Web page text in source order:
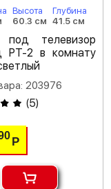
Высота
60.3 см
Глубина
41.5 см
под телевизор
РТ-2 в комнату
203976
(5)
Р